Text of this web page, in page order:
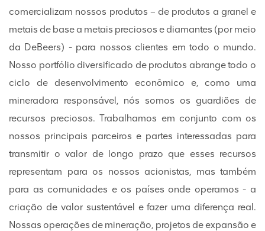
comercializam nossos produtos – de produtos a granel e
metais de base a metais preciosos e diamantes (por meio
da DeBeers) - para nossos clientes em todo o mundo.
Nosso portfólio diversificado de produtos abrange todo o
ciclo de desenvolvimento econômico e, como uma
mineradora responsável, nós somos os guardiões de
recursos preciosos. Trabalhamos em conjunto com os
nossos principais parceiros e partes interessadas ​​para
transmitir o valor de longo prazo que esses recursos
representam para os nossos acionistas, mas também
para as comunidades e os países onde operamos - a
criação de valor sustentável e fazer uma diferença real.
Nossas operações de mineração, projetos de expansão e